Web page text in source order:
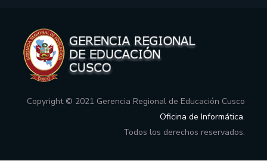
Copyright © 2021 Gerencia Regional de Educación Cusco
Oficina de Informática.
Todos los derechos reservados.